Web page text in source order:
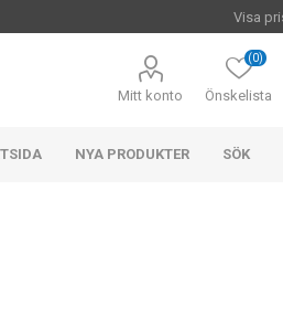
Mitt konto Önskelista
(0)
NYA PRODUKTER SÖK